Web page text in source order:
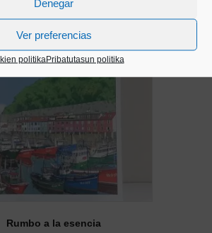
Denegar
Ver preferencias
politikaPribatutasun politika
Rumbo a la esencia